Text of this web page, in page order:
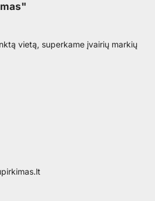
vietą, superkame įvairių markių